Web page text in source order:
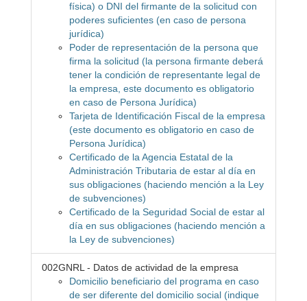
física) o DNI del firmante de la solicitud con
poderes suficientes (en caso de persona
jurídica)
Poder de representación de la persona que
firma la solicitud (la persona firmante deberá
tener la condición de representante legal de
la empresa, este documento es obligatorio
en caso de Persona Jurídica)
Tarjeta de Identificación Fiscal de la empresa
(este documento es obligatorio en caso de
Persona Jurídica)
Certificado de la Agencia Estatal de la
Administración Tributaria de estar al día en
sus obligaciones (haciendo mención a la Ley
de subvenciones)
Certificado de la Seguridad Social de estar al
día en sus obligaciones (haciendo mención a
la Ley de subvenciones)
002GNRL - Datos de actividad de la empresa
Domicilio beneficiario del programa en caso
de ser diferente del domicilio social (indique